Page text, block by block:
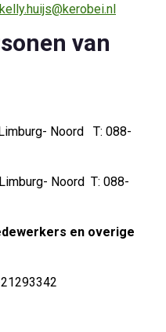
kelly.huijs@kerobei.nl
van
Noord T: 088-
Noord T: 088-
en overige